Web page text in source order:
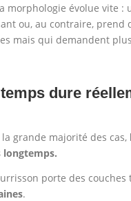
morphologie évolue vite :
ou, au contraire, prend
mais qui demandent plus
dure
grande majorité des cas,
longtemps.
porte des couches
.